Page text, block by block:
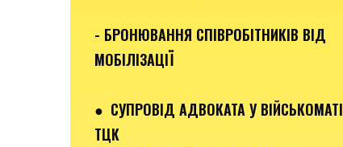
- БРОНЮВАННЯ СПІВРОБІТНИКІВ ВІД
МОБІЛІЗАЦІЇ
● СУПРОВІД АДВОКАТА У ВІЙСЬКОМАТІ
ТЦК